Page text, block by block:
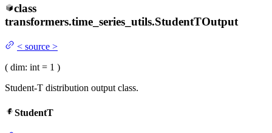
class
transformers.time_series_utils.StudentTOutput
< source >
( dim: int = 1 )
Student-T distribution output class.
StudentT